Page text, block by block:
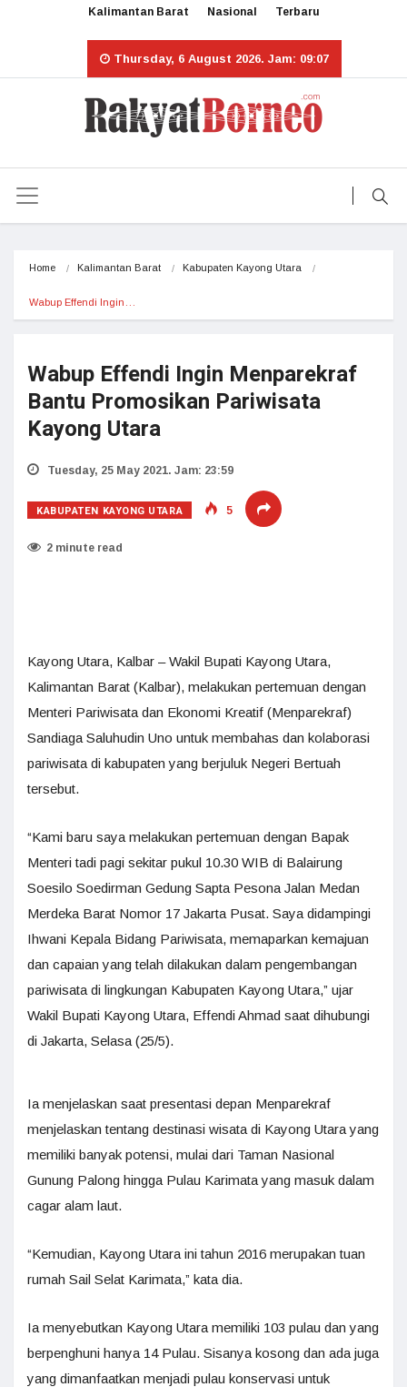
Kalimantan Barat Nasional Terbaru
Thursday, 6 August 2026. Jam: 09:07
Home Kalimantan Barat Kabupaten Kayong Utara
Wabup Effendi Ingin…
Wabup Effendi Ingin Menparekraf
Bantu Promosikan Pariwisata
Kayong Utara
Tuesday, 25 May 2021. Jam: 23:59
KABUPATEN KAYONG UTARA 5
2 minute read
Kayong Utara, Kalbar – Wakil Bupati Kayong Utara,
Kalimantan Barat (Kalbar), melakukan pertemuan dengan
Menteri Pariwisata dan Ekonomi Kreatif (Menparekraf)
Sandiaga Saluhudin Uno untuk membahas dan kolaborasi
pariwisata di kabupaten yang berjuluk Negeri Bertuah
tersebut.
“Kami baru saya melakukan pertemuan dengan Bapak
Menteri tadi pagi sekitar pukul 10.30 WIB di Balairung
Soesilo Soedirman Gedung Sapta Pesona Jalan Medan
Merdeka Barat Nomor 17 Jakarta Pusat. Saya didampingi
Ihwani Kepala Bidang Pariwisata, memaparkan kemajuan
dan capaian yang telah dilakukan dalam pengembangan
pariwisata di lingkungan Kabupaten Kayong Utara,” ujar
Wakil Bupati Kayong Utara, Effendi Ahmad saat dihubungi
di Jakarta, Selasa (25/5).
Ia menjelaskan saat presentasi depan Menparekraf
menjelaskan tentang destinasi wisata di Kayong Utara yang
memiliki banyak potensi, mulai dari Taman Nasional
Gunung Palong hingga Pulau Karimata yang masuk dalam
cagar alam laut.
“Kemudian, Kayong Utara ini tahun 2016 merupakan tuan
rumah Sail Selat Karimata,” kata dia.
Ia menyebutkan Kayong Utara memiliki 103 pulau dan yang
berpenghuni hanya 14 Pulau. Sisanya kosong dan ada juga
yang dimanfaatkan menjadi pulau konservasi untuk